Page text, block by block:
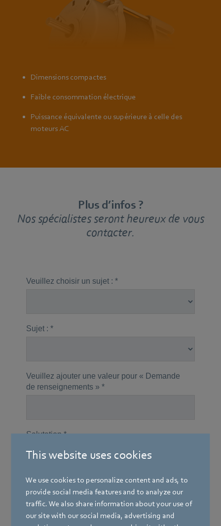
This website uses cookies
We use cookies to personalize content and ads, to
provide social media features and to analyze our
traffic. We also share information about your use of
our site with our social media, advertising and
Dimensions compactes
Faible consommation électrique
Puissance équivalente ou supérieure à celle des
moteurs AC
Plus d’infos ?
Nos spécialistes seront heureux de vous
contacter.